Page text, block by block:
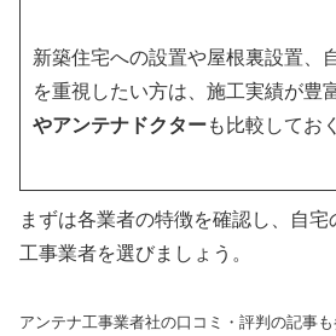
新築住宅への設置や屋根裏設置、
を重視したい方は、施工実績が豊
やアンテナドクターも比較してお
まずは各業者の特徴を確認し、自
工事業者を選びましょう。
アンテナ工事業者社の口コミ・評判の記事も